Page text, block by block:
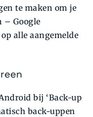
te maken om je
– Google
alle aangemelde
bij ‘Back-up
back-uppen